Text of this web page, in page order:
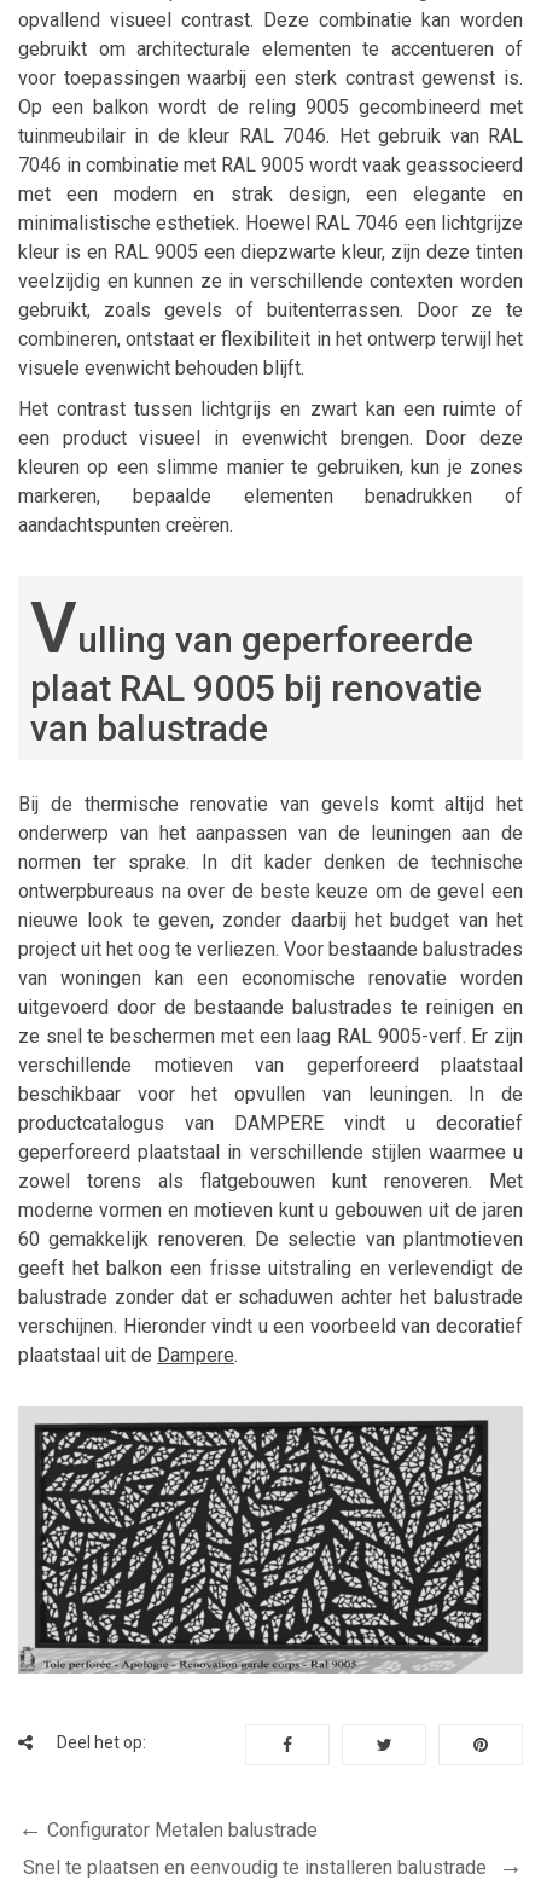
opvallend visueel contrast. Deze combinatie kan worden
gebruikt om architecturale elementen te accentueren of
voor toepassingen waarbij een sterk contrast gewenst is.
Op een balkon wordt de reling 9005 gecombineerd met
tuinmeubilair in de kleur RAL 7046. Het gebruik van RAL
7046 in combinatie met RAL 9005 wordt vaak geassocieerd
met een modern en strak design, een elegante en
minimalistische esthetiek. Hoewel RAL 7046 een lichtgrijze
kleur is en RAL 9005 een diepzwarte kleur, zijn deze tinten
veelzijdig en kunnen ze in verschillende contexten worden
gebruikt, zoals gevels of buitenterrassen. Door ze te
combineren, ontstaat er flexibiliteit in het ontwerp terwijl het
visuele evenwicht behouden blijft.
Het contrast tussen lichtgrijs en zwart kan een ruimte of
een product visueel in evenwicht brengen. Door deze
kleuren op een slimme manier te gebruiken, kun je zones
markeren, bepaalde elementen benadrukken of
aandachtspunten creëren.
Vulling van geperforeerde
plaat RAL 9005 bij renovatie
van balustrade
Bij de thermische renovatie van gevels komt altijd het
onderwerp van het aanpassen van de leuningen aan de
normen ter sprake. In dit kader denken de technische
ontwerpbureaus na over de beste keuze om de gevel een
nieuwe look te geven, zonder daarbij het budget van het
project uit het oog te verliezen. Voor bestaande balustrades
van woningen kan een economische renovatie worden
uitgevoerd door de bestaande balustrades te reinigen en
ze snel te beschermen met een laag RAL 9005-verf. Er zijn
verschillende motieven van geperforeerd plaatstaal
beschikbaar voor het opvullen van leuningen. In de
productcatalogus van DAMPERE vindt u decoratief
geperforeerd plaatstaal in verschillende stijlen waarmee u
zowel torens als flatgebouwen kunt renoveren. Met
moderne vormen en motieven kunt u gebouwen uit de jaren
60 gemakkelijk renoveren. De selectie van plantmotieven
geeft het balkon een frisse uitstraling en verlevendigt de
balustrade zonder dat er schaduwen achter het balustrade
verschijnen. Hieronder vindt u een voorbeeld van decoratief
plaatstaal uit de Dampere.
Deel het op:
Configurator Metalen balustrade
Snel te plaatsen en eenvoudig te installeren balustrade